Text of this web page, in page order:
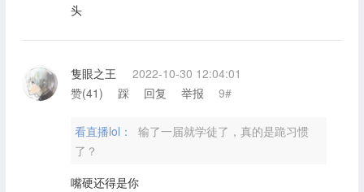
头
隻眼之王
2022-10-30 12:04:01
赞(41) 踩 回复 举报 9#
看直播lol：
输了一届就学徒了，真的是跪习惯
了？
嘴硬还得是你